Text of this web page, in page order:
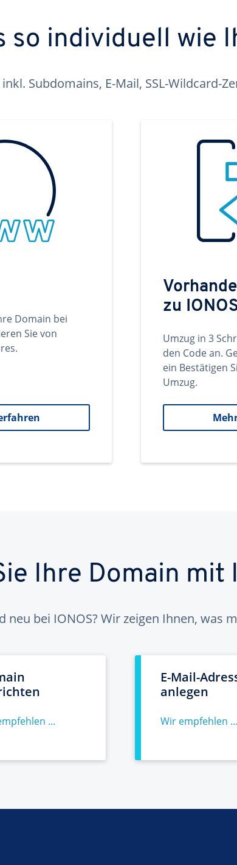
so individuell wie
Subdomains, E-Mail, SSL-Wildcard-
Domain bei
Sie von
zu
Umzug in 3
den Code an.
ein Bestätigen
Umzug.
Ihre Domain mit
neu bei IONOS? Wir zeigen Ihnen, was
...
E-Mail-
anlegen
Wir empfehlen ...